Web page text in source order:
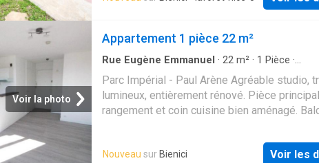
extérieur exposé sud-ouest.Eau froide et eau
voir ! coup de coeur assuré.(accés piéton
rejoindre le centre-ville, ou bus )
Voir la photo
Appartement 1 pièce 22 m²
Rue Eugène Emmanuel · 22 m² · 1 Pièce ·
Parc Impérial - Paul Arène Agréable studio,
lumineux, entièrement rénové. Pièce
rangement et coin cuisine bien aménagé.
transport et lycée DPE: D LC: 22,00 m² Loyer:
596,00€ + 100,00€ charges DG: 596,00€
Nouveau sur Bienici Voir les